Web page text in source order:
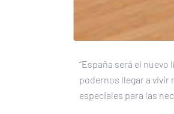
“España será el
podernos llegar a vivir
especiales para las